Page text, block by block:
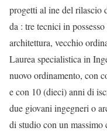
progetti al ine del rilascio
da : tre tecnici in
architettura, vecchio
Laurea specialistica in
nuovo ordinamento, con
e con 10 (dieci) anni di
due giovani ingegneri o
di studio con un